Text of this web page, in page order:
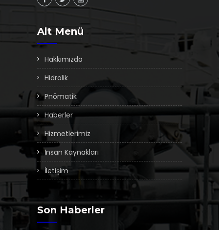
Alt Menü
Hakkımızda
Hidrolik
Pnömatik
Haberler
Hizmetlerimiz
İnsan Kaynakları
İletişim
Son Haberler